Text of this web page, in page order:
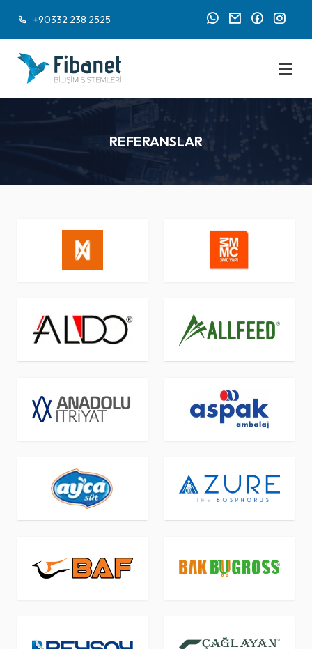
+90332 238 2525
REFERANSLAR